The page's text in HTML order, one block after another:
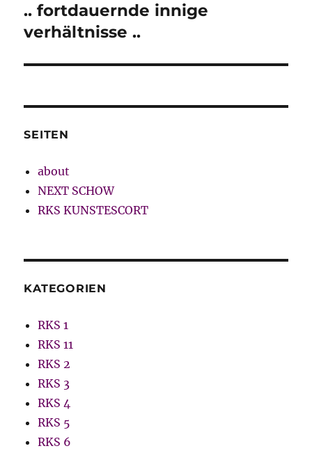
Nächster
Beitrag:
.. fortdauernde innige
verhältnisse ..
SEITEN
about
NEXT SCHOW
RKS KUNSTESCORT
KATEGORIEN
RKS 1
RKS 11
RKS 2
RKS 3
RKS 4
RKS 5
RKS 6